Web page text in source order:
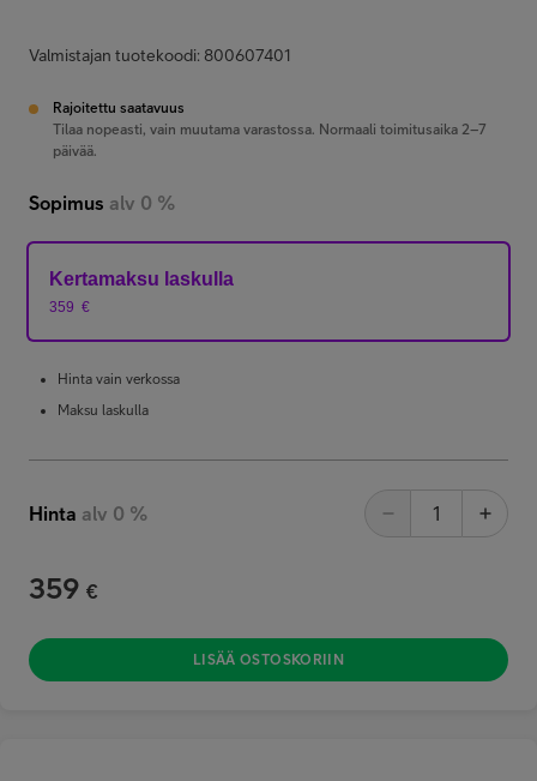
Valmistajan tuotekoodi: 800607401
Rajoitettu saatavuus
Tilaa nopeasti, vain muutama varastossa. Normaali toimitusaika 2–7
päivää.
Sopimus alv 0 %
Kertamaksu laskulla
359 €
Hinta vain verkossa
Maksu laskulla
Hinta alv 0 %
359 €
LISÄÄ OSTOSKORIIN